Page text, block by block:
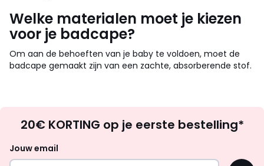
Welke materialen moet je kiezen
voor je badcape?
Om aan de behoeften van je baby te voldoen, moet de
badcape gemaakt zijn van een zachte, absorberende stof.
zoek
inspiratie
20€ KORTING op je eerste bestelling*
Jouw email